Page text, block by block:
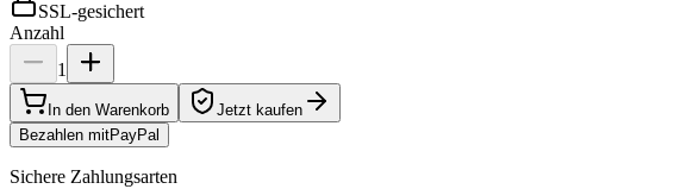
SSL-gesichert
Anzahl
1
In den Warenkorb
Jetzt kaufen
Bezahlen mitPayPal
Sichere Zahlungsarten